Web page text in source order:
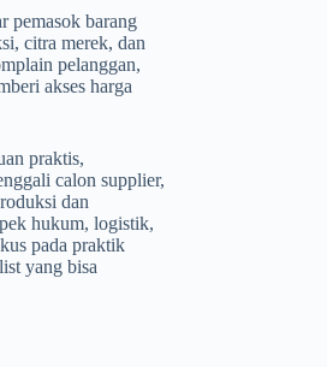
pemasok barang
citra merek, dan
pelanggan,
akses harga
praktis,
calon supplier,
dan
hukum, logistik,
pada praktik
yang bisa